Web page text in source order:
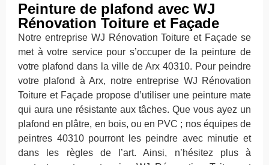
Peinture de plafond avec WJ
Rénovation Toiture et Façade
Notre entreprise WJ Rénovation Toiture et Façade se
met à votre service pour s’occuper de la peinture de
votre plafond dans la ville de Arx 40310. Pour peindre
votre plafond à Arx, notre entreprise WJ Rénovation
Toiture et Façade propose d’utiliser une peinture mate
qui aura une résistante aux tâches. Que vous ayez un
plafond en plâtre, en bois, ou en PVC ; nos équipes de
peintres 40310 pourront les peindre avec minutie et
dans les règles de l’art. Ainsi, n’hésitez plus à